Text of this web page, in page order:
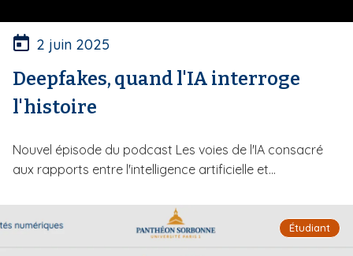
2 juin 2025
Deepfakes, quand l'IA interroge
l'histoire
Nouvel épisode du podcast Les voies de l'IA consacré
aux rapports entre l'intelligence artificielle et...
Étudiant